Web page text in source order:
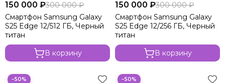
150 000 ₽300 000 ₽
Смартфон Samsung Galaxy
S25 Edge 12/512 ГБ, Черный
титан
В корзину
150 000 ₽300 000 ₽
Смартфон Samsung Galaxy
S25 Edge 12/256 ГБ, Черный
титан
В корзину
−50% −50%